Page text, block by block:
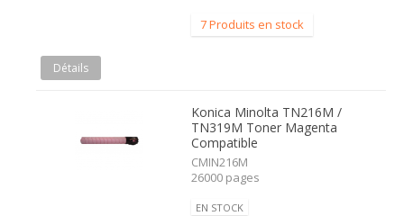
7 Produits en stock
Détails
Konica Minolta TN216M /
TN319M Toner Magenta
Compatible
CMIN216M
26000 pages
EN STOCK